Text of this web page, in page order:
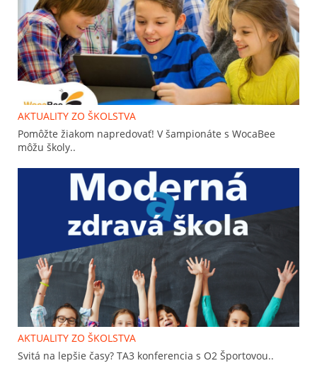
AKTUALITY ZO ŠKOLSTVA
Pomôžte žiakom napredovať! V šampionáte s WocaBee
môžu školy..
AKTUALITY ZO ŠKOLSTVA
Svitá na lepšie časy? TA3 konferencia s O2 Športovou..